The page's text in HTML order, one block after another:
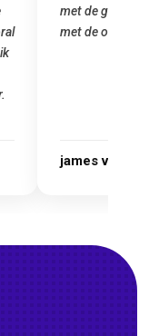
was meteen
gemaakt. Top
Marcel Thijs